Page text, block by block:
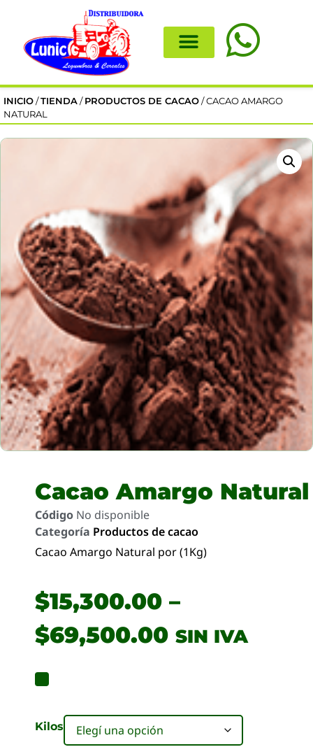
INICIO /TIENDA / PRODUCTOS DE CACAO / CACAO AMARGO
NATURAL
Cacao Amargo Natural
Código No disponible
Categoría Productos de cacao
Cacao Amargo Natural por (1Kg)
$15,300.00 –
$69,500.00 SIN IVA
Kilos